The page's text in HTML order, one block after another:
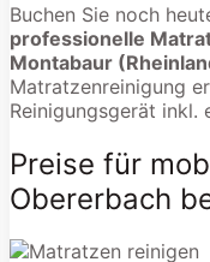
Buchen Sie noch
professionelle
Montabaur
Matratzenreinigung
Reinigungsgerät inkl.
Preise für
Obererbach